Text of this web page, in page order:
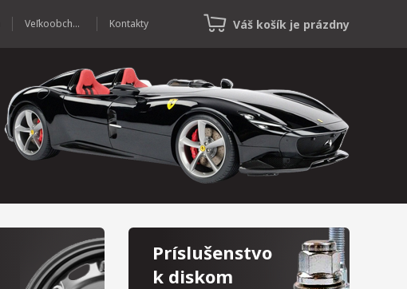
Veľkoobchod Kontakty Váš košík je prázdny
Príslušenstvo
k diskom